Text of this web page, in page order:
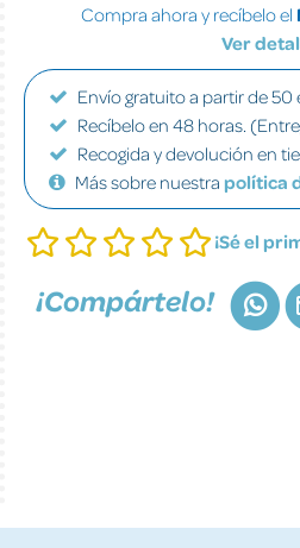
Compra ahora y recíbelo el
Ver
Envío gratuito a partir de 50
Recíbelo en 48 horas.
Recogida y devolución en
Más sobre nuestra política
¡Sé el
¡Compártelo!